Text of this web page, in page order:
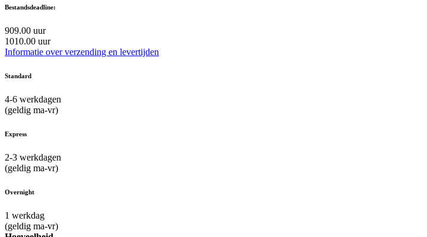
Bestandsdeadline:
909.00 uur
1010.00 uur
Informatie over verzending en levertijden
Standard
4-6 werkdagen
(geldig ma-vr)
Express
2-3 werkdagen
(geldig ma-vr)
Overnight
1 werkdag
(geldig ma-vr)